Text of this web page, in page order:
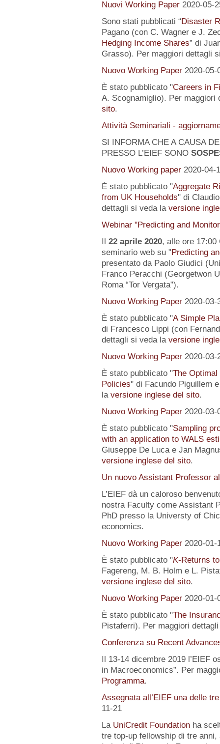
Nuovi Working Paper 2020-05-
Sono stati pubblicati “Disaster
Pagano (con C. Wagner e J.
Hedging Income Shares” di
Grasso). Per maggiori dettagli
Nuovo Working Paper 2020-05-
È stato pubblicato "Careers in
A. Scognamiglio). Per
sito.
Attività Seminariali -
SI INFORMA CHE A CAUSA
PRESSO L’EIEF SONO
Nuovo Working paper 2020-04-
È stato pubblicato "Aggregate
from UK Households" di
dettagli si veda la versione
Webinar "Predicting and
Il 22 aprile 2020, alle ore 17:00
seminario web su "Predicting
presentato da Paolo Giudici
Franco Peracchi (Georgetwon
Roma “Tor Vergata”).
Nuovo Working Paper 2020-03-
È stato pubblicato "A Simple
di Francesco Lippi (con
dettagli si veda la versione
Nuovo Working Paper 2020-03-
È stato pubblicato "The Optimal
Policies" di Facundo Piguillem
la versione inglese del sito.
Nuovo Working Paper 2020-03-
È stato pubblicato "Sampling
with an application to WALS
Giuseppe De Luca e Jan
versione inglese del sito.
Un nuovo Assistant Professor
L’EIEF dà un caloroso
nostra Faculty come Assistant
PhD presso la Universty of
economics.
Nuovo Working Paper 2020-01-
È stato pubblicato "K-Returns
Fagereng, M. B. Holm e L.
versione inglese del sito.
Nuovo Working Paper 2020-01-
È stato pubblicato "The
Pistaferri). Per maggiori
Conferenza su Recent
Il 13-14 dicembre 2019 l’EIEF
in Macroeconomics”. Per
Programma.
Assegnata all’EIEF una delle
11-21
La UniCredit Foundationha
tre top-up fellowship di tre